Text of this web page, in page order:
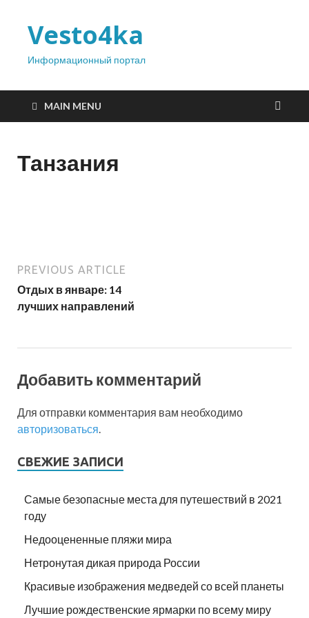
Vesto4ka
Информационный портал
MAIN MENU
Танзания
PREVIOUS ARTICLE
Отдых в январе: 14
лучших направлений
Добавить комментарий
Для отправки комментария вам необходимо
авторизоваться
СВЕЖИЕ ЗАПИСИ
Самые безопасные места для путешествий в 2021
году
Недооцененные пляжи мира
Нетронутая дикая природа России
Красивые изображения медведей со всей планеты
Лучшие рождественские ярмарки по всему миру